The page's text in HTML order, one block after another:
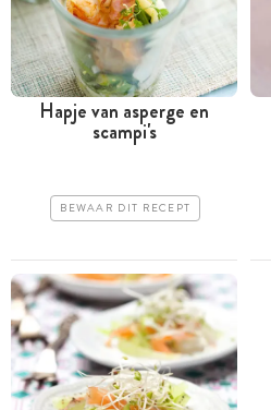
Hapje van asperge en
scampi's
BEWAAR DIT RECEPT